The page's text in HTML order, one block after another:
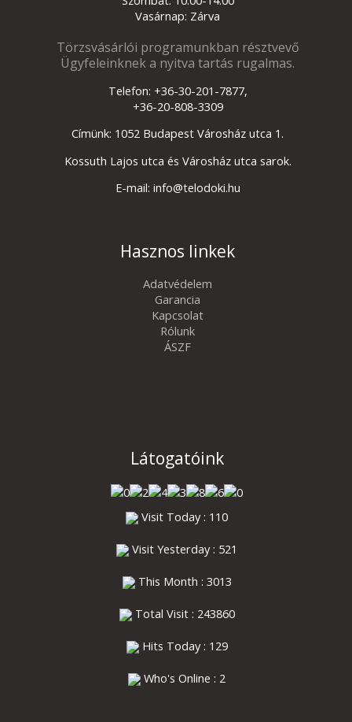
Vasárnap: Zárva
Törzsvásárlói programunkban résztvevő
Ügyfeleinknek a nyitva tartás rugalmas.
Telefon: +36-30-201-7877,
+36-20-808-3309
Címünk: 1052 Budapest Városház utca 1.
Kossuth Lajos utca és Városház utca sarok.
E-mail: info@telodoki.hu
Hasznos linkek
Adatvédelem
Garancia
Kapcsolat
Rólunk
ÁSZF
Látogatóink
Visit Today : 110
Visit Yesterday : 521
This Month : 3013
Total Visit : 243860
Hits Today : 129
Who's Online : 2